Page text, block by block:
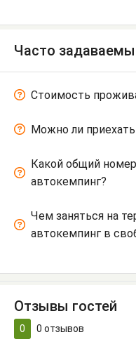
Часто
Стоимость
Можно ли
Какой общий
автокемпинг?
Чем заняться на
автокемпинг в
Отзывы гостей
0 0 отзывов